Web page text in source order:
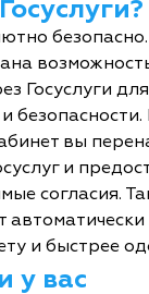
Госуслуги
вы
и
согласия.
и быстрее
у вас